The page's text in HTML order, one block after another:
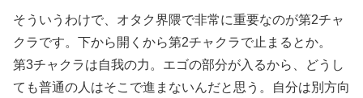
そういうわけで、オタク界隈で非常に重要なのが第2チャ
クラです。下から開くから第2チャクラで止まるとか。
第3チャクラは自我の力。エゴの部分が入るから、どうし
ても普通の人はそこで進まないんだと思う。自分は別方向